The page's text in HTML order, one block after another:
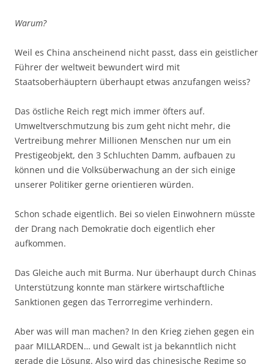
Warum?
Weil es China anscheinend nicht passt, dass ein geistlicher
Führer der weltweit bewundert wird mit
Staatsoberhäuptern überhaupt etwas anzufangen weiss?
Das östliche Reich regt mich immer öfters auf.
Umweltverschmutzung bis zum geht nicht mehr, die
Vertreibung mehrer Millionen Menschen nur um ein
Prestigeobjekt, den 3 Schluchten Damm, aufbauen zu
können und die Volksüberwachung an der sich einige
unserer Politiker gerne orientieren würden.
Schon schade eigentlich. Bei so vielen Einwohnern müsste
der Drang nach Demokratie doch eigentlich eher
aufkommen.
Das Gleiche auch mit Burma. Nur überhaupt durch Chinas
Unterstützung konnte man stärkere wirtschaftliche
Sanktionen gegen das Terrorregime verhindern.
Aber was will man machen? In den Krieg ziehen gegen ein
paar MILLARDEN… und Gewalt ist ja bekanntlich nicht
gerade die Lösung. Also wird das chinesische Regime so